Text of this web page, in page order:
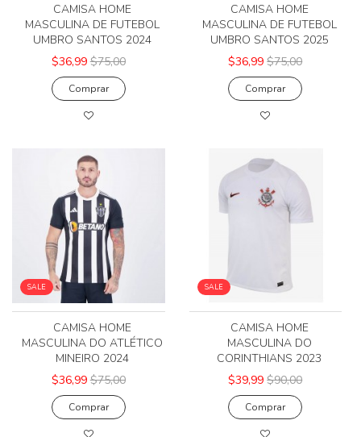
CAMISA HOME
MASCULINA DE FUTEBOL
UMBRO SANTOS 2024
$36,99 $75,00
Comprar
CAMISA HOME
MASCULINA DE FUTEBOL
UMBRO SANTOS 2025
$36,99 $75,00
Comprar
SALE
CAMISA HOME
MASCULINA DO ATLÉTICO
MINEIRO 2024
$36,99 $75,00
Comprar
SALE
CAMISA HOME
MASCULINA DO
CORINTHIANS 2023
$39,99 $90,00
Comprar